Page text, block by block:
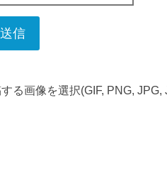
る画像を選択(GIF, PNG, JPG,